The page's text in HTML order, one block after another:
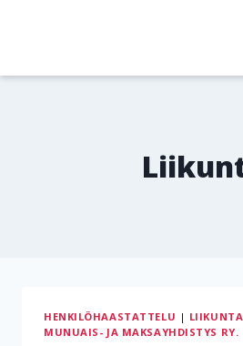
HENKILÖHAASTATTELU | LIIKUNTA
MUNUAIS- JA MAKSAYHDISTYS RY.